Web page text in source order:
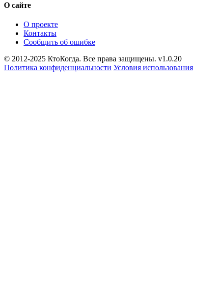
О сайте
О проекте
Контакты
Сообщить об ошибке
© 2012-2025 КтоКогда. Все права защищены. v1.0.20
Политика конфиденциальности Условия использования